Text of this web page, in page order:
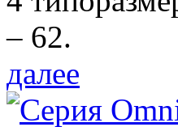
– 62.
далее